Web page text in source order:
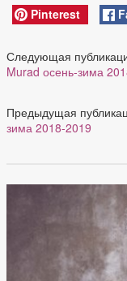
Pinterest
Следующая
Murad осень-зима
Предыдущая
зима 2018-2019